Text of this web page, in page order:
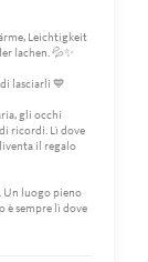
Leichtigkeit
lachen. 💦✨
lasciarli 💙
gli occhi
ricordi. Lì dove
il regalo
Un luogo pieno
è sempre lì dove